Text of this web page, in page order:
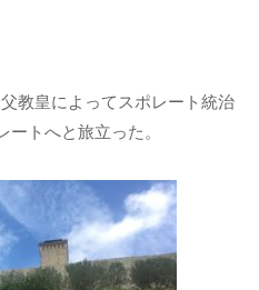
教皇によってスポレート統治
トへと旅立った。